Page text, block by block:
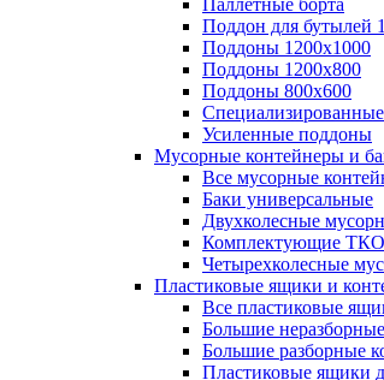
Паллетные борта
Поддон для бутылей
Поддоны 1200х1000
Поддоны 1200х800
Поддоны 800х600
Усиленные поддоны
Мусорные контейнеры и
Все мусорные
Баки универсальные
Двухколесные
Комплектующие ТКО
Четырехколесные
Пластиковые ящики и
Все пластиковые
Большие
Большие разборные
Пластиковые ящики